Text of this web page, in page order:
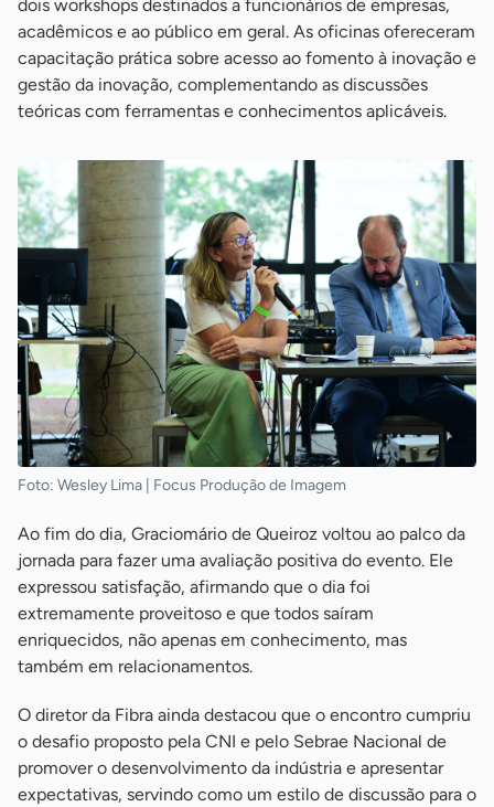
dois workshops destinados a funcionários de empresas,
acadêmicos e ao público em geral. As oficinas ofereceram
capacitação prática sobre acesso ao fomento à inovação e
gestão da inovação, complementando as discussões
teóricas com ferramentas e conhecimentos aplicáveis.
Foto: Wesley Lima | Focus Produção de Imagem
Ao fim do dia, Graciomário de Queiroz voltou ao palco da
jornada para fazer uma avaliação positiva do evento. Ele
expressou satisfação, afirmando que o dia foi
extremamente proveitoso e que todos saíram
enriquecidos, não apenas em conhecimento, mas
também em relacionamentos.
O diretor da Fibra ainda destacou que o encontro cumpriu
o desafio proposto pela CNI e pelo Sebrae Nacional de
promover o desenvolvimento da indústria e apresentar
expectativas, servindo como um estilo de discussão para o